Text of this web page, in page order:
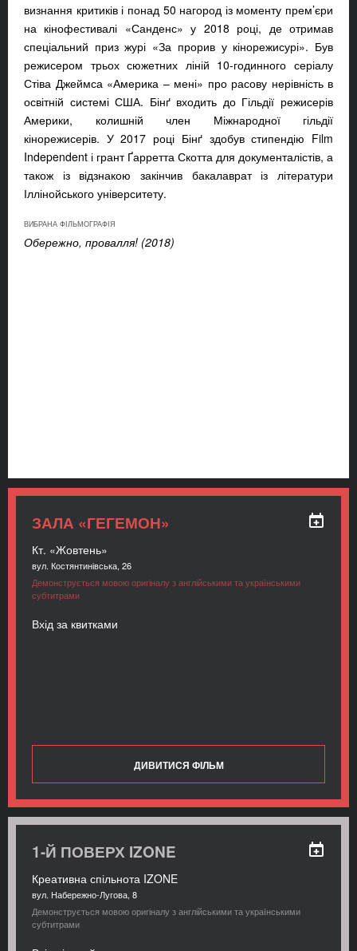
визнання критиків і понад 50 нагород із моменту прем’єри
на кінофестивалі «Санденс» у 2018 році, де отримав
спеціальний приз журі «За прорив у кінорежисурі». Був
режисером трьох сюжетних ліній 10-годинного серіалу
Стіва Джеймса «Америка – мені» про расову нерівність в
освітній системі США. Бінґ входить до Гільдії режисерів
Америки, колишній член Міжнародної гільдії
кінорежисерів. У 2017 році Бінґ здобув стипендію Film
Independent і грант Ґарретта Скотта для документалістів, а
також із відзнакою закінчив бакалаврат із літератури
Іллінойського університету.
ВИБРАНА ФІЛЬМОГРАФІЯ
Обережно, провалля! (2018)
ЗАЛА «ГЕГЕМОН»
Кт. «Жовтень»
вул. Костянтинівська, 26
Демонструється мовою оригіналу з англійськими та українськими
субтитрами
Вхід за квитками
ДИВИТИСЯ ФІЛЬМ
1-Й ПОВЕРХ IZONE
Креативна спільнота IZONE
вул. Набережно-Лугова, 8
Демонструється мовою оригіналу з англійськими та українськими
субтитрами